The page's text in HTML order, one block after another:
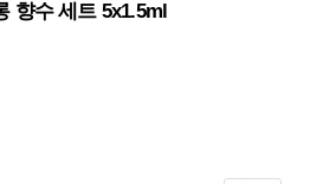
향수 세트 5x1.5ml